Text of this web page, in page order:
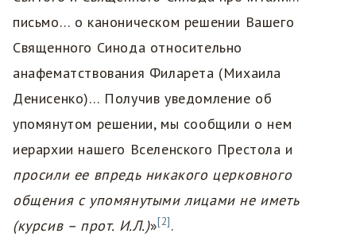
письмо… о каноническом решении Вашего
Священного Синода относительно
анафематствования Филарета (Михаила
Денисенко)… Получив уведомление об
упомянутом решении, мы сообщили о нем
иерархии нашего Вселенского Престола и
просили ее впредь никакого церковного
общения с упомянутыми лицами не иметь
(курсив – прот. И.Л.)»[2].